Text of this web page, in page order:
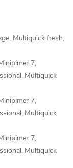
Multiquick fresh,
7,
Multiquick
7,
Multiquick
7,
Multiquick